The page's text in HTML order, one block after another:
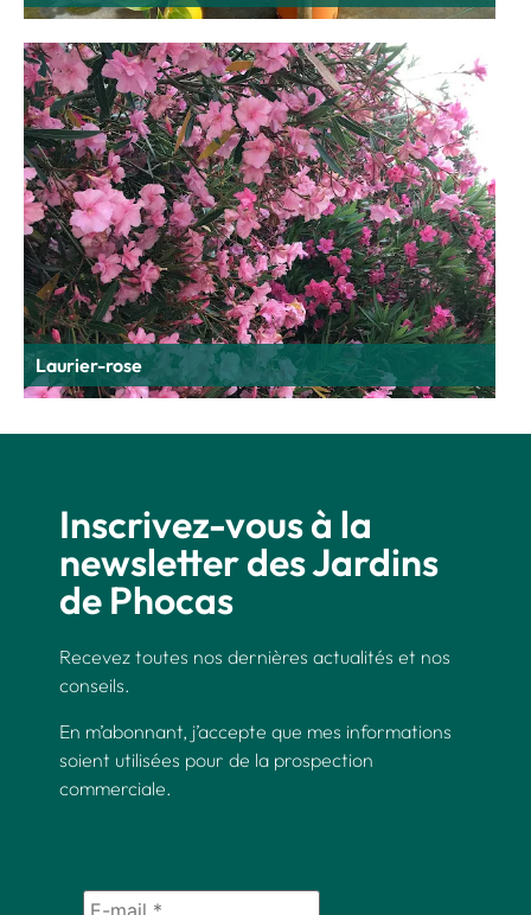
Laurier-rose
Inscrivez-vous à la
newsletter des Jardins
de Phocas
Recevez toutes nos dernières actualités et nos
conseils.
En m’abonnant, j’accepte que mes informations
soient utilisées pour de la prospection
commerciale.